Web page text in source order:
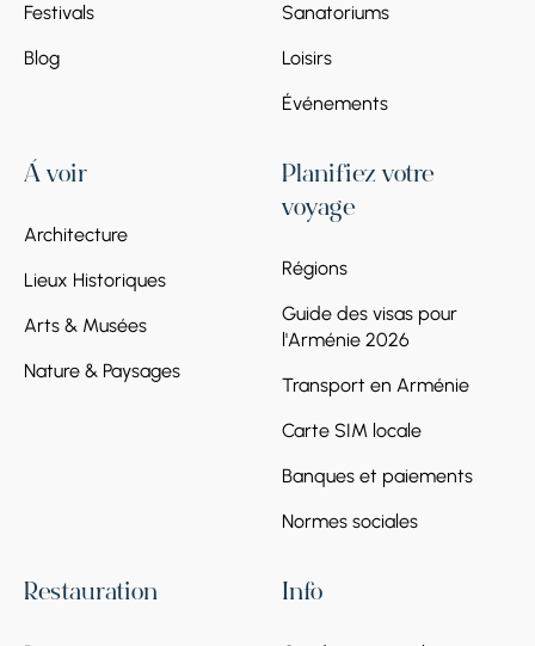
Festivals
Blog
Sanatoriums
Loisirs
Événements
À voir
Architecture
Lieux Historiques
Arts & Musées
Nature & Paysages
Planifiez votre
voyage
Régions
Guide des visas pour
l'Arménie 2026
Transport en Arménie
Carte SIM locale
Banques et paiements
Normes sociales
Restauration Info